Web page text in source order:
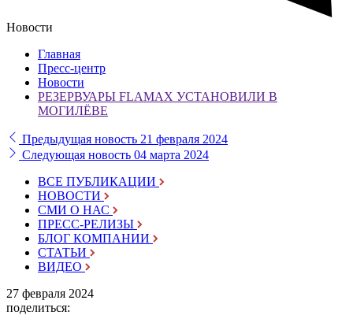
Новости
Главная
Пресс-центр
Новости
РЕЗЕРВУАРЫ FLAMAX УСТАНОВИЛИ В
МОГИЛЁВЕ
Предыдущая новость 21 февраля 2024
Следующая новость 04 марта 2024
ВСЕ ПУБЛИКАЦИИ
НОВОСТИ
СМИ О НАС
ПРЕСС-РЕЛИЗЫ
БЛОГ КОМПАНИИ
СТАТЬИ
ВИДЕО
27 февраля 2024
поделиться: